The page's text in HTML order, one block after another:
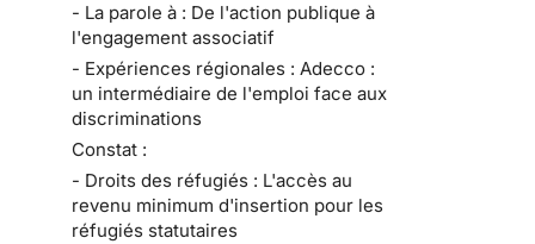
- La parole à : De l'action publique à
l'engagement associatif
- Expériences régionales : Adecco :
un intermédiaire de l'emploi face aux
discriminations
Constat :
- Droits des réfugiés : L'accès au
revenu minimum d'insertion pour les
réfugiés statutaires